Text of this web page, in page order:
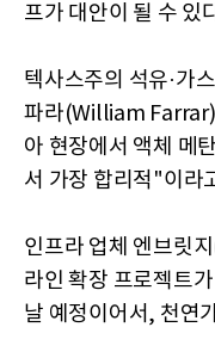
프가 대안이 될 수 있
텍사스주의 석유·가
파라(William
아 현장에서 액체 메
서 가장 합리적"이라
인프라 업체 엔브릿
라인 확장 프로젝트
날 예정이어서, 천연